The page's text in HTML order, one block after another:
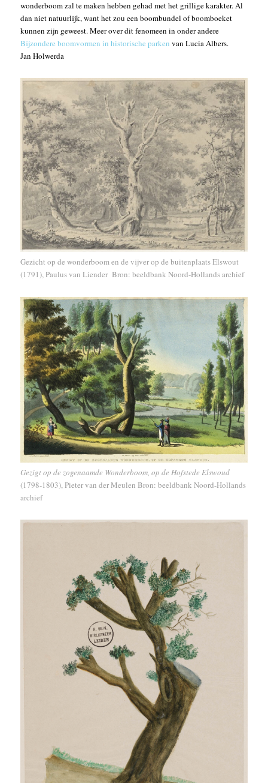
wonderboom zal te maken hebben gehad met het grillige karakter. Al
dan niet natuurlijk, want het zou een boombundel of boomboeket
kunnen zijn geweest. Meer over dit fenomeen in onder andere
Bijzondere boomvormen in historische parken van Lucia Albers.
Jan Holwerda
Gezicht op de wonderboom en de vijver op de buitenplaats Elswout
(1791), Paulus van Liender Bron: beeldbank Noord-Hollands archief
Gezigt op de zogenaamde Wonderboom, op de Hofstede Elswoud
(1798-1803), Pieter van der Meulen Bron: beeldbank Noord-Hollands
archief